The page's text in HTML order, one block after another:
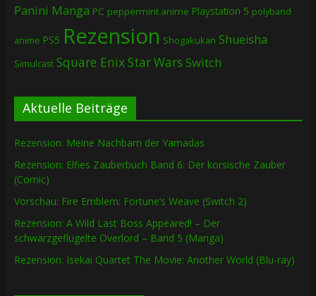
Panini Manga PC peppermint anime Playstation 5 polyband
anime PS5 Rezension Shogakukan Shueisha
Simulcast Square EnixStar Wars Switch
Aktuelle Beiträge
Rezension: Meine Nachbarn der Yamadas
Rezension: Elfies Zauberbuch Band 6: Der korsische Zauber
(Comic)
Vorschau: Fire Emblem: Fortune’s Weave (Switch 2)
Rezension: A Wild Last Boss Appeared! – Der
schwarzgeflügelte Overlord – Band 5 (Manga)
Rezension: Isekai Quartet The Movie: Another World (Blu-ray)